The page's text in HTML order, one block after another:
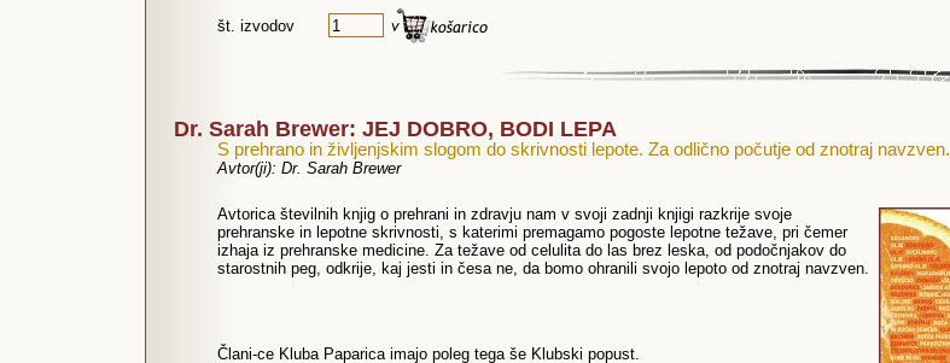
št. izvodov
Dr. Sarah Brewer: JEJ DOBRO, BODI LEPA
S prehrano in življenjskim slogom do skrivnosti lepote. Za odlično počutje od znotraj navzven.
Avtor(ji): Dr. Sarah Brewer
Avtorica številnih knjig o prehrani in zdravju nam v svoji zadnji knjigi razkrije svoje
prehranske in lepotne skrivnosti, s katerimi premagamo pogoste lepotne težave, pri čemer
izhaja iz prehranske medicine. Za težave od celulita do las brez leska, od podočnjakov do
starostnih peg, odkrije, kaj jesti in česa ne, da bomo ohranili svojo lepoto od znotraj navzven.
Člani-ce Kluba Paparica imajo poleg tega še Klubski popust.